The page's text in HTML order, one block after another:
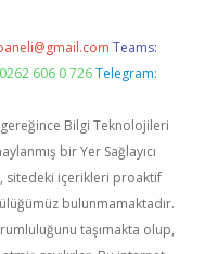
Teams:
606 0 726 Telegram:
gereğince Bilgi Teknolojileri
bir Yer Sağlayıcı
sitedeki içerikleri proaktif
bulunmamaktadır.
taşımakta olup,